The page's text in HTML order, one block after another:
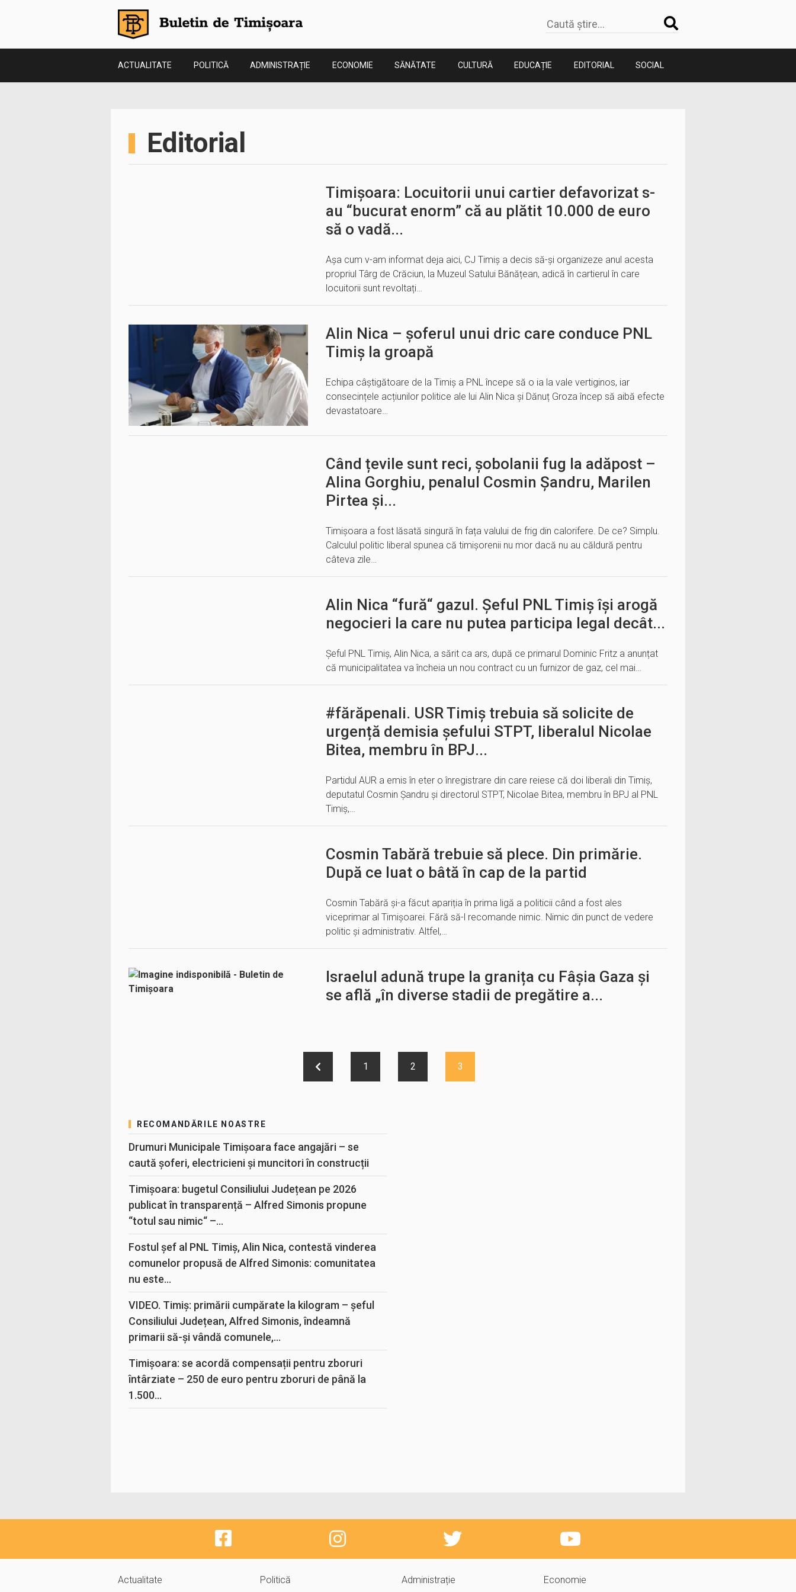
ACTUALITATE POLITICĂ ADMINISTRAȚIE ECONOMIE SĂNĂTATE CULTURĂ EDUCAȚIE EDITORIAL SOCIAL
Editorial
Timișoara: Locuitorii unui cartier defavorizat s-
au “bucurat enorm” că au plătit 10.000 de euro
să o vadă...
Așa cum v-am informat deja aici, CJ Timiș a decis să-și organizeze anul acesta
propriul Târg de Crăciun, la Muzeul Satului Bănățean, adică în cartierul în care
locuitorii sunt revoltați…
Alin Nica – șoferul unui dric care conduce PNL
Timiș la groapă
Echipa câștigătoare de la Timiș a PNL începe să o ia la vale vertiginos, iar
consecințele acțiunilor politice ale lui Alin Nica și Dănuț Groza încep să aibă efecte
devastatoare…
Când țevile sunt reci, șobolanii fug la adăpost –
Alina Gorghiu, penalul Cosmin Șandru, Marilen
Pirtea și...
Timișoara a fost lăsată singură în fața valului de frig din calorifere. De ce? Simplu.
Calculul politic liberal spunea că timișorenii nu mor dacă nu au căldură pentru
câteva zile…
Alin Nica “fură“ gazul. Șeful PNL Timiș își arogă
negocieri la care nu putea participa legal decât...
Șeful PNL Timiș, Alin Nica, a sărit ca ars, după ce primarul Dominic Fritz a anunțat
că municipalitatea va încheia un nou contract cu un furnizor de gaz, cel mai…
#fărăpenali. USR Timiș trebuia să solicite de
urgență demisia șefului STPT, liberalul Nicolae
Bitea, membru în BPJ...
Partidul AUR a emis în eter o înregistrare din care reiese că doi liberali din Timiș,
deputatul Cosmin Șandru și directorul STPT, Nicolae Bitea, membru în BPJ al PNL
Timiș,…
Cosmin Tabără trebuie să plece. Din primărie.
După ce luat o bâtă în cap de la partid
Cosmin Tabără și-a făcut apariția în prima ligă a politicii când a fost ales
viceprimar al Timișoarei. Fără să-l recomande nimic. Nimic din punct de vedere
politic și administrativ. Altfel,…
Israelul adună trupe la granița cu Fâșia Gaza și
se află „în diverse stadii de pregătire a...
1 2 3
RECOMANDĂRILE NOASTRE
Drumuri Municipale Timișoara face angajări – se
caută șoferi, electricieni și muncitori în construcții
Timișoara: bugetul Consiliului Județean pe 2026
publicat în transparență – Alfred Simonis propune
“totul sau nimic“ –...
Fostul șef al PNL Timiș, Alin Nica, contestă vinderea
comunelor propusă de Alfred Simonis: comunitatea
nu este...
VIDEO. Timiș: primării cumpărate la kilogram – șeful
Consiliului Județean, Alfred Simonis, îndeamnă
primarii să-și vândă comunele,...
Timișoara: se acordă compensații pentru zboruri
întârziate – 250 de euro pentru zboruri de până la
1.500...
Actualitate Politică Administrație Economie